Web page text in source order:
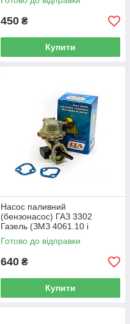
450 ₴
Купити
Насос паливний
(бензонасос) ГАЗ 3302
Газель (ЗМЗ 4061.10 і
4063.10) LSA LA 4061-
1106010
Готово до відправки
640 ₴
Купити